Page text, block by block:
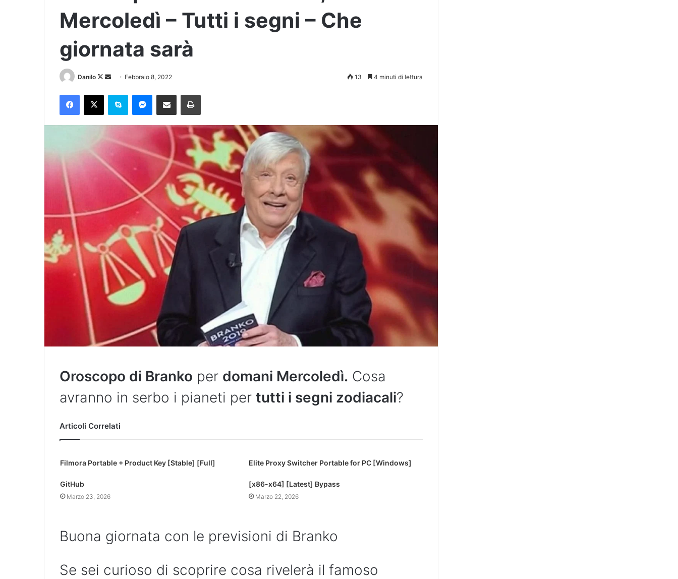
Mercoledì – Tutti i segni – Che
giornata sarà
Danilo Febbraio 8, 2022 13 4 minuti di lettura
Oroscopo di Branko per domani Mercoledì. Cosa
avranno in serbo i pianeti per tutti i segni zodiacali?
Articoli Correlati
Filmora Portable + Product Key [Stable] [Full]
GitHub
Marzo 23, 2026
Elite Proxy Switcher Portable for PC [Windows]
[x86-x64] [Latest] Bypass
Marzo 22, 2026
Buona giornata con le previsioni di Branko
Se sei curioso di scoprire cosa rivelerà il famoso